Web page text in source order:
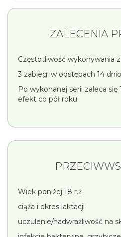
ZALECENIA
Częstotliwość wykonywania
3 zabiegi w odstępach 14
Po wykonanej serii zaleca
efekt co pół roku
Wiek poniżej 18 r.ż
ciąża i okres laktacji
uczulenie/nadwrażliwość na